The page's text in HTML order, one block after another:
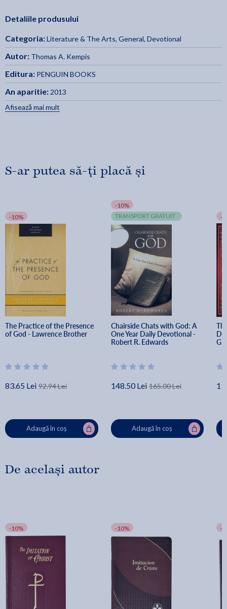
nature, and his writing speaks to readers of every age and
For more than seventy years, Penguin has been the
leading publisher of classic literature in the English-
speaking world. With more than 1,700 titles, Penguin
Classics represents a global bookshelf of the best works
throughout history and across genres and disciplines.
Readers trust the series to provide authoritative texts
enhanced by introductions and notes by distinguished
Detaliile produsului
Categoria:Literature & The Arts, General, Devotional
Autor: Thomas A. Kempis
Editura: PENGUIN BOOKS
An aparitie: 2013
Afisează mai mult
S-ar putea să-ți placă și
-10%
The Practice of the Presence
of God - Lawrence Brother
83.65 Lei 92.94 Lei
Adaugă în coș
-10%
TRANSPORT GRATUIT
Chairside Chats with God: A
One Year Daily Devotional -
Robert R. Edwards
148.50 Lei 165.00 Lei
Adaugă în coș
-
De același autor
-10% -10% -